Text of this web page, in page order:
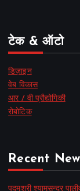
टेक & ऑटो
डिज़ाइन
वेब विकास
आर / वी प्रौद्योगिकी
रोबोटिक
Recent
पद्मश्री श्यामसुन्दर